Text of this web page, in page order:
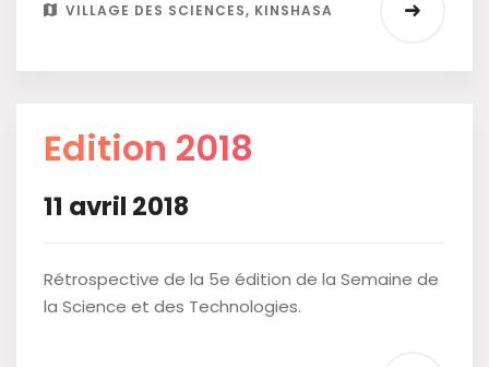
VILLAGE DES SCIENCES, KINSHASA
Edition 2018
11 avril 2018
Rétrospective de la 5e édition de la Semaine de
la Science et des Technologies.